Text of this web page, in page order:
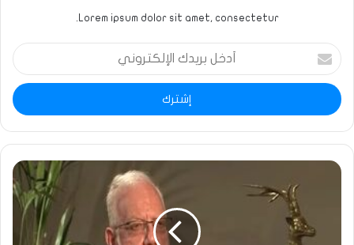
Lorem ipsum dolor sit amet, consectetur.
أدخل
بريدك
الإلكتروني